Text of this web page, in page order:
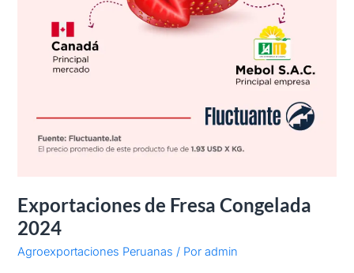
Exportaciones de Fresa Congelada
2024
Agroexportaciones Peruanas / Poradmin